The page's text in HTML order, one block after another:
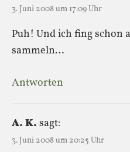
3. Juni 2008 um 17:09 Uhr
Puh! Und ich fing schon
sammeln…
Antworten
A. K. sagt:
3. Juni 2008 um 20:25 Uhr